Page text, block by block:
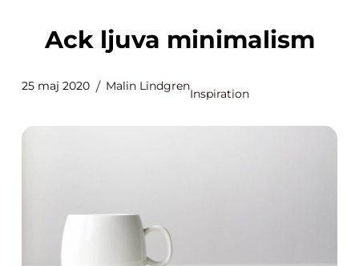
Ack ljuva minimalism
25 maj 2020 Malin Lindgren
Inspiration